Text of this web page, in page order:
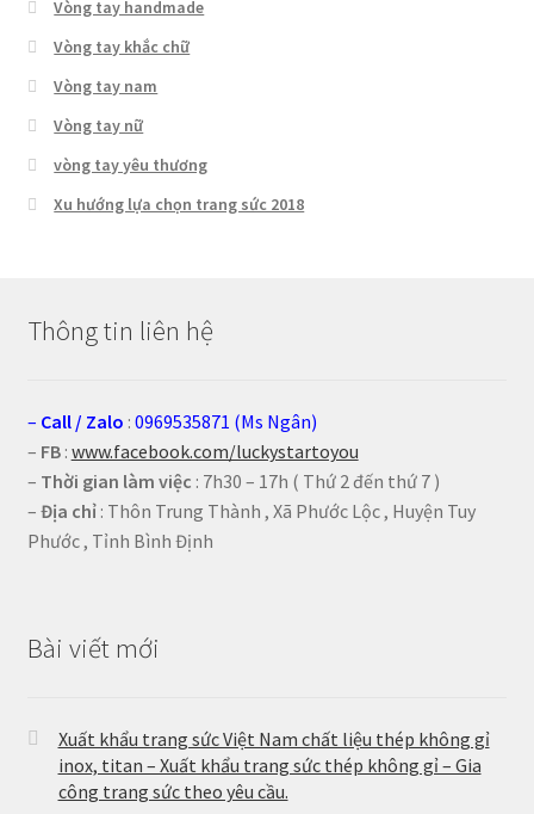
Vòng tay handmade
Vòng tay khắc chữ
Vòng tay nam
Vòng tay nữ
vòng tay yêu thương
Xu hướng lựa chọn trang sức 2018
Thông tin liên hệ
– Call / Zalo : 0969535871 (Ms Ngân)
– FB: www.facebook.com/luckystartoyou
– Thời gian làm việc : 7h30 – 17h ( Thứ 2 đến thứ 7 )
– Địa chỉ: Thôn Trung Thành , Xã Phước Lộc , Huyện Tuy
Phước , Tỉnh Bình Định
Bài viết mới
Xuất khẩu trang sức Việt Nam chất liệu thép không gỉ
inox, titan – Xuất khẩu trang sức thép không gỉ – Gia
công trang sức theo yêu cầu.